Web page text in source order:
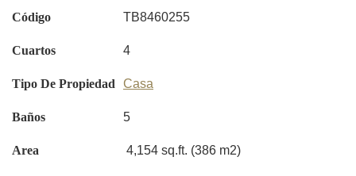
Código TB8460255
Cuartos 4
Tipo De Propiedad Casa
Baños 5
Area 4,154 sq.ft. (386 m2)